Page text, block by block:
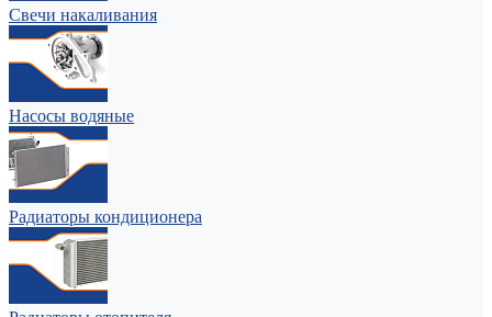
Свечи накаливания
Насосы водяные
Радиаторы кондиционера